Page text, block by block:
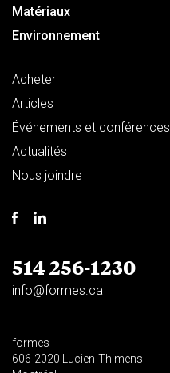
Matériaux
Environnement
Acheter
Articles
Événements et conférences
Actualités
Nous joindre
514 256-1230
info@formes.ca
formes
606-2020 Lucien-Thimens